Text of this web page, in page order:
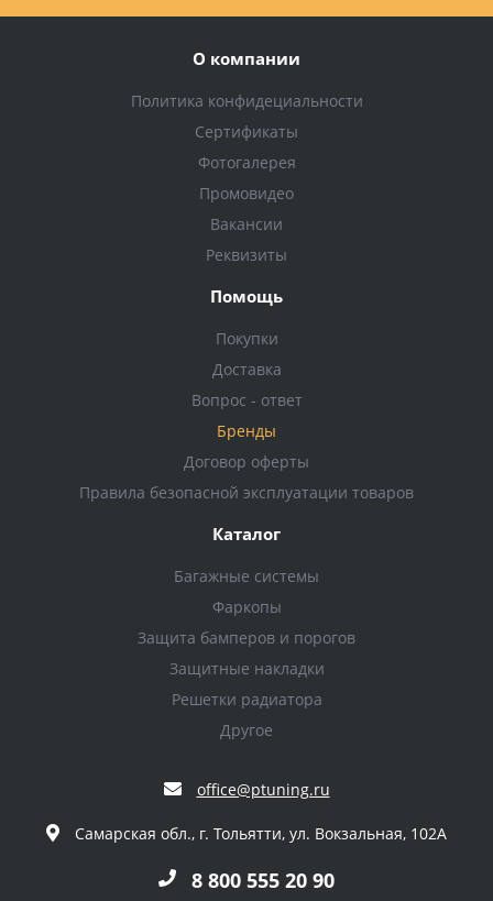
О компании
Политика конфидециальности
Сертификаты
Фотогалерея
Промовидео
Вакансии
Реквизиты
Помощь
Покупки
Доставка
Вопрос - ответ
Бренды
Договор оферты
Правила безопасной эксплуатации товаров
Каталог
Багажные системы
Фаркопы
Защита бамперов и порогов
Защитные накладки
Решетки радиатора
Другое
office@ptuning.ru
Самарская обл., г. Тольятти, ул. Вокзальная, 102А
8 800 555 20 90